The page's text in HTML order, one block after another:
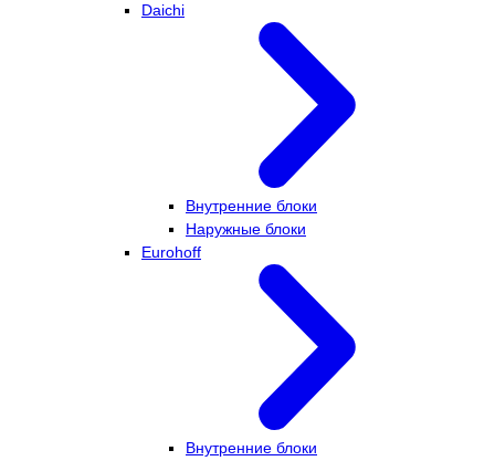
Daichi
Внутренние блоки
Наружные блоки
Eurohoff
Внутренние блоки